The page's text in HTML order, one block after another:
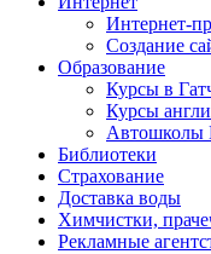
Интернет-
Создание
Образование
Курсы в
Курсы
Автошколы
Библиотеки
Страхование
Доставка воды
Химчистки,
Рекламные